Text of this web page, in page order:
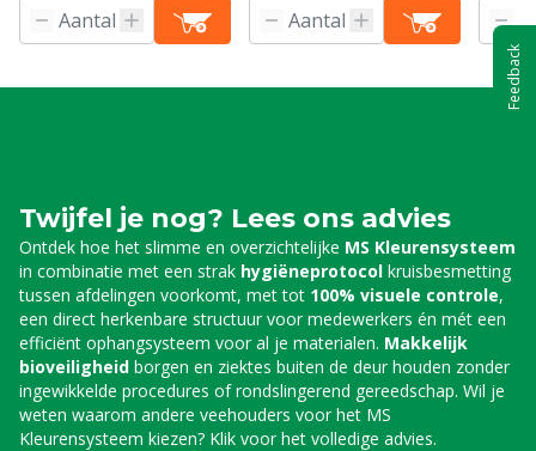
Twijfel je nog? Lees ons advies
Ontdek hoe het slimme en overzichtelijke MS Kleurensysteem
in combinatie met een strak hygiëneprotocol kruisbesmetting
tussen afdelingen voorkomt, met tot 100% visuele controle,
een direct herkenbare structuur voor medewerkers én mét een
efficiënt ophangsysteem voor al je materialen. Makkelijk
bioveiligheid borgen en ziektes buiten de deur houden zonder
ingewikkelde procedures of rondslingerend gereedschap. Wil je
weten waarom andere veehouders voor het MS
Kleurensysteem kiezen? Klik voor het volledige advies.
Feedback